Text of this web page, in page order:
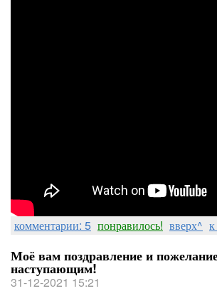
комментарии: 5 понравилось! вверх^
Моё вам поздравление и
наступающим!
31-12-2021 15:21